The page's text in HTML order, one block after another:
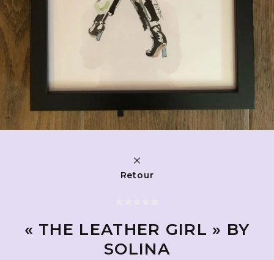
Retour
« THE LEATHER GIRL » BY
SOLINA